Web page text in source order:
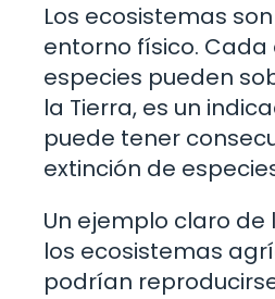
Los ecosistemas
entorno físico.
especies pueden
la Tierra, es un
puede tener
extinción de
Un ejemplo claro
los ecosistemas
podrían